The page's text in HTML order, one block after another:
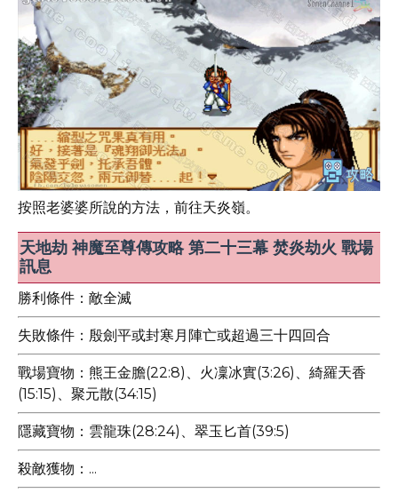
按照老婆婆所說的方法，前往天炎嶺。
天地劫 神魔至尊傳攻略 第二十三幕 焚炎劫火 戰場
訊息
勝利條件：敵全滅
失敗條件：殷劍平或封寒月陣亡或超過三十四回合
戰場寶物：熊王金膽(22:8)、火凜冰實(3:26)、綺羅天香
(15:15)、聚元散(34:15)
隱藏寶物：雲龍珠(28:24)、翠玉匕首(39:5)
殺敵獲物：...